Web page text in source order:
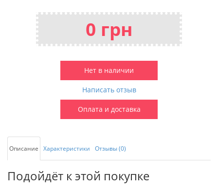
0 грн
Нет в наличии
Написать отзыв
Оплата и доставка
Описание Характеристики Отзывы (0)
Подойдёт к этой покупке